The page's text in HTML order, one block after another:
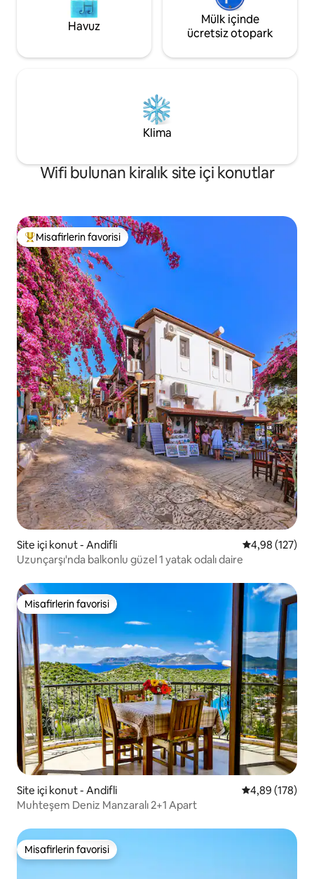
Havuz
Mülk içinde
ücretsiz otopark
Klima
Wifi bulunan kiralık site içi konutlar
Misafirlerin favorilerinden en beğenilenler arasında
Misafirlerin favorisi
Site içi konut - Andifli 5 üzerinden
4,98 (127)
Uzunçarşı'nda balkonlu güzel 1 yatak odalı daire
Misafirlerin favorisi
Misafirlerin favorisi
Site içi konut - Andifli 5 üzerinden
4,89 (178)
Muhteşem Deniz Manzaralı 2+1 Apart
Misafirlerin favorisi
Misafirlerin favorisi